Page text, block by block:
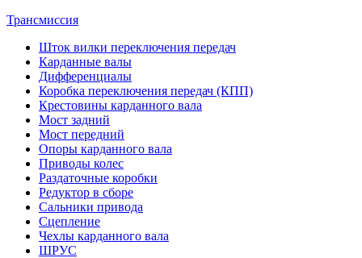
Трансмиссия
Шток вилки переключения передач
Карданные валы
Дифференциалы
Коробка переключения передач (КПП)
Крестовины карданного вала
Мост задний
Мост передний
Опоры карданного вала
Приводы колес
Раздаточные коробки
Редуктор в сборе
Сальники привода
Сцепление
Чехлы карданного вала
ШРУС